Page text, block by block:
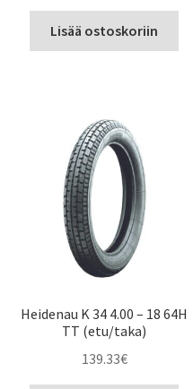
Lisää ostoskoriin
Heidenau K 34 4.00 – 18 64H
TT (etu/taka)
139.33€